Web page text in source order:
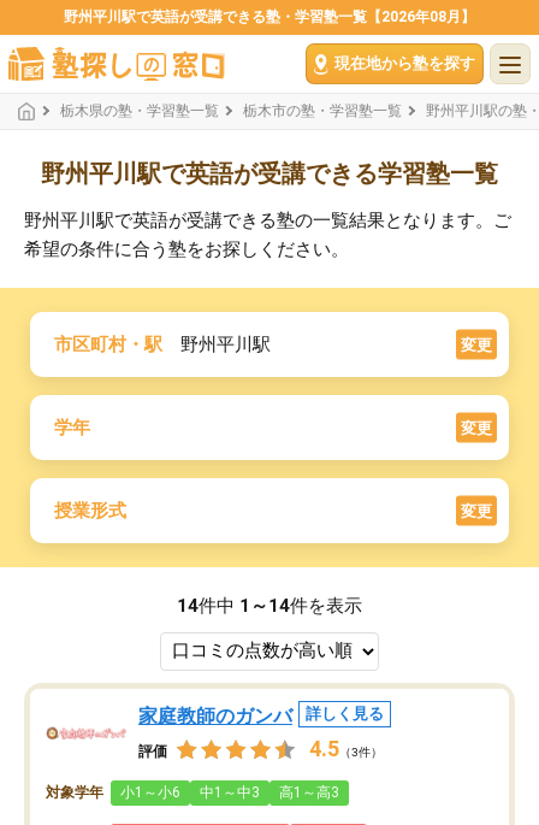
野州平川駅で英語が受講できる塾・学習塾一覧【2026年08月】
現在地から塾を探す
栃木県の塾・学習塾一覧 栃木市の塾・学習塾一覧 野州平川駅の塾
野州平川駅で英語が受講できる学習塾一覧
野州平川駅で英語が受講できる塾の一覧結果となります。ご
希望の条件に合う塾をお探しください。
市区町村・駅 野州平川駅 変更
学年 変更
授業形式 変更
14件中 1～14件を表示
家庭教師のガンバ 詳しく見る
評価 4.5 （3件）
対象学年 小1～小6 中1～中3 高1～高3